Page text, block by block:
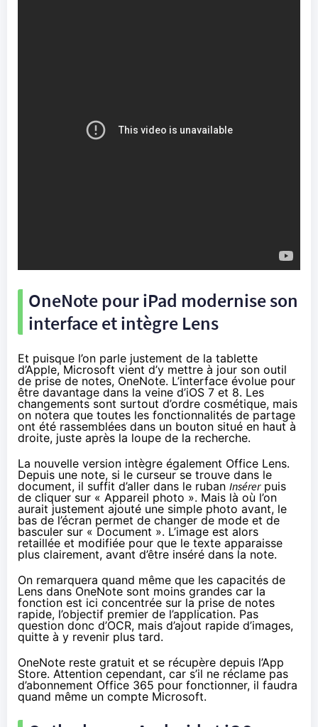
OneNote pour iPad modernise son
interface et intègre Lens
Et puisque l’on parle justement de la tablette
d’Apple, Microsoft vient d’y mettre à jour son outil
de prise de notes, OneNote. L’interface évolue pour
être davantage dans la veine d’iOS 7 et 8. Les
changements sont surtout d’ordre cosmétique, mais
on notera que toutes les fonctionnalités de partage
ont été rassemblées dans un bouton situé en haut à
droite, juste après la loupe de la recherche.
La nouvelle version intègre également Office Lens.
Depuis une note, si le curseur se trouve dans le
document, il suffit d’aller dans le ruban Insérerpuis
de cliquer sur « Appareil photo ». Mais là où l’on
aurait justement ajouté une simple photo avant, le
bas de l’écran permet de changer de mode et de
basculer sur « Document ». L’image est alors
retaillée et modifiée pour que le texte apparaisse
plus clairement, avant d’être inséré dans la note.
On remarquera quand même que les capacités de
Lens dans OneNote sont moins grandes car la
fonction est ici concentrée sur la prise de notes
rapide, l’objectif premier de l’application. Pas
question donc d’OCR, mais d’ajout rapide d’images,
quitte à y revenir plus tard.
OneNote reste gratuit et se récupère depuis l’App
Store. Attention cependant, car s’il ne réclame pas
d’abonnement Office 365 pour fonctionner, il faudra
quand même un compte Microsoft.